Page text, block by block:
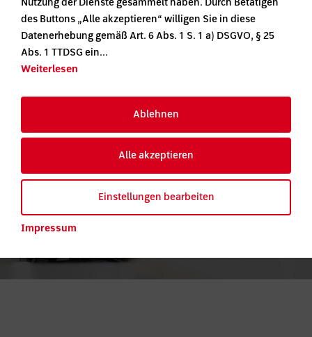
Druck und
Logistik
Nutzung der Dienste gesammelt haben. Durch Betätigen
des Buttons „Alle akzeptieren“ willigen Sie in diese
Datenerhebung gemäß Art. 6 Abs. 1 S. 1 a) DSGVO, § 25
Abs. 1 TTDSG ein...
Weiterlesen
Einstellungen bearbeiten
Ablehnen
Alle akzeptieren
Impressum